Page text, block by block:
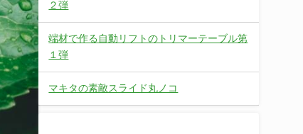
２弾
端材で作る自動リフトのトリマーテーブル第
１弾
マキタの素敵スライド丸ノコ